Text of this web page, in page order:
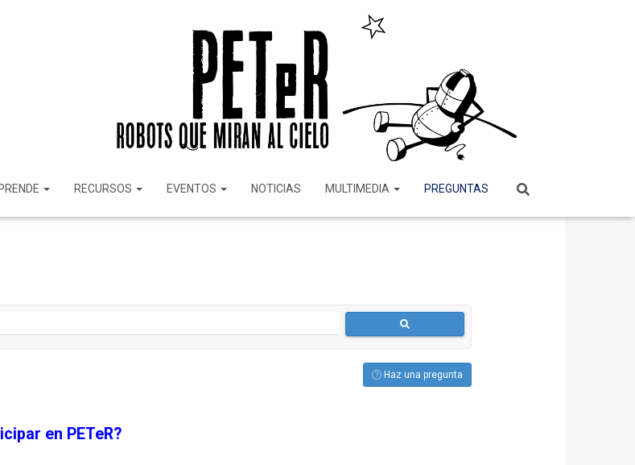
RECURSOS EVENTOS NOTICIAS MULTIMEDIA PREGUNTAS
Haz una pregunta
en PETeR?